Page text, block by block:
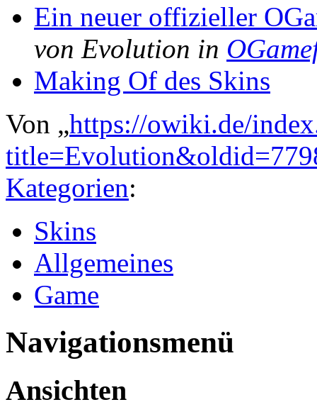
Ein neuer offizieller
von Evolution in
Making Of des Skins
Von „https://owiki.de/
Kategorien:
Skins
Allgemeines
Game
Navigationsmenü
Ansichten